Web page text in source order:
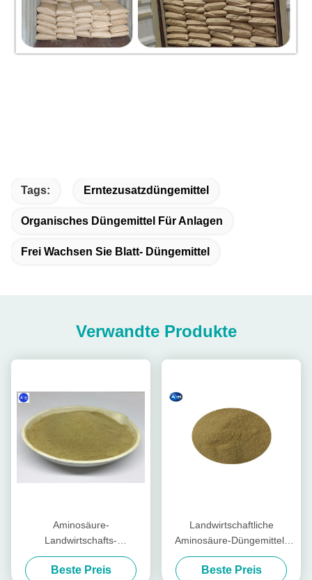
Tags: Erntezusatzdüngemittel
Organisches Düngemittel Für Anlagen
Frei Wachsen Sie Blatt- Düngemittel
Verwandte Produkte
Aminosäure-
Landwirtschafts-
Düngemittel-Schwefelsäure-
Hydrolyse ohne Chlor für
Beste Preis
Landwirtschaftliche
Aminosäure-Düngemittel-
Pulver-Schwefel-Art Tabacco
Pflanzen
Beste Preis